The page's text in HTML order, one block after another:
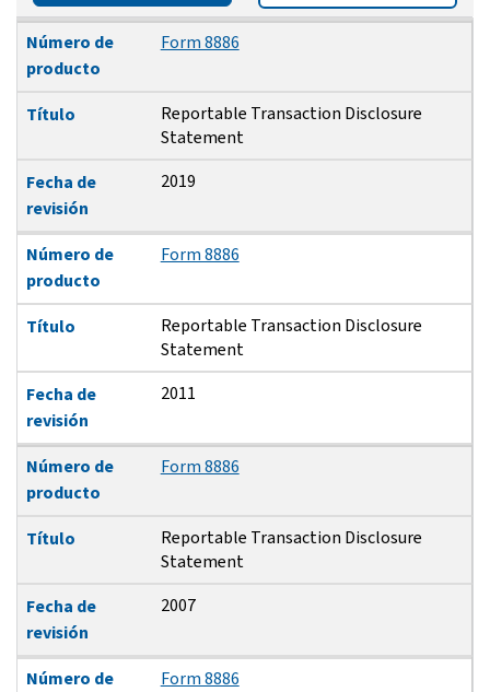
Número de producto
Título
Fecha de revisión
Número de
producto
Form 8886
Título
Reportable Transaction Disclosure
Statement
Fecha de
revisión
2019
Número de
producto
Form 8886
Título
Reportable Transaction Disclosure
Statement
Fecha de
revisión
2011
Número de
producto
Form 8886
Título
Reportable Transaction Disclosure
Statement
Fecha de
revisión
2007
Número de
Form 8886